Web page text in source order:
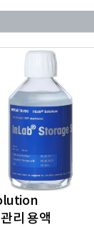
리 용액